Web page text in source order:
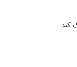
کند.